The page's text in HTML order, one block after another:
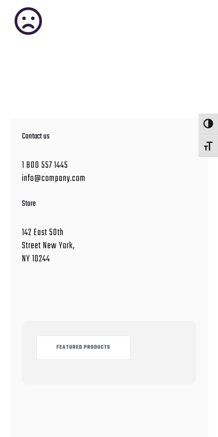
Schrift
Contact us
1 800 557 1445
info@company.com
Store
142 East 50th
Street New York,
NY 10244
FEATURED PRODUCTS